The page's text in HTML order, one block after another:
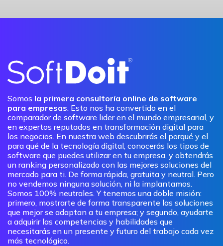
Somos la primera consultoría online de software
para empresas. Esto nos ha convertido en el
comparador de software lider en el mundo empresarial, y
en expertos reputados en transformación digital para
los negocios. En nuestra web descubrirás el porqué y el
para qué de la tecnología digital, conocerás los tipos de
software que puedes utilizar en tu empresa, y obtendrás
un ranking personalizado con las mejores soluciones del
mercado para ti. De forma rápida, gratuita y neutral. Pero
no vendemos ninguna solución, ni la implantamos.
Somos 100% neutrales. Y tenemos una doble misión:
primero, mostrarte de forma transparente las soluciones
que mejor se adaptan a tu empresa; y segundo, ayudarte
a adquirir las competencias y habilidades que
necesitarás en un presente y futuro del trabajo cada vez
más tecnológico.